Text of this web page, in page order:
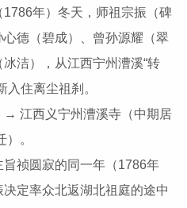
年）冬天，师祖宗振（碑
德（碧成）、曾孙源耀（翠
洁），从江西宁州漕溪“转
入住离尘祖刹。
江西义宁州漕溪寺（中期居
。
祯圆寂的同一年（1786年
定率众北返湖北祖庭的途中